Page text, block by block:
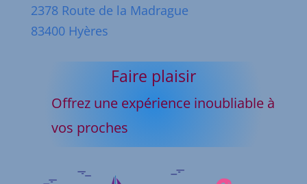
2378 Route de la Madrague
83400 Hyères
Faire plaisir
Offrez une expérience inoubliable à
vos proches